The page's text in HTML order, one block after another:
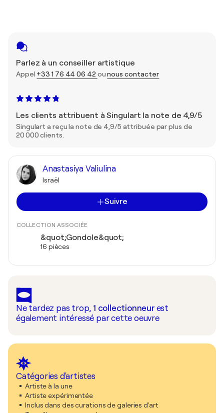
Parlez à un conseiller artistique
Appel +33 1 76 44 06 42 ounous contacter
Les clients attribuent à Singulart la note de 4,9/5
Singulart a reçu la note de 4,9/5 attribuée par plus de
20 000 clients.
Anastasiya Valiulina
Israël
Suivre
COLLECTION ASSOCIÉE
&quot;Gondole&quot;
16 pièces
Ne tardez pas trop, 1 collectionneur est
également intéressé par cette oeuvre
Catégories d'artistes
Artiste à la une
Artiste expérimentée
Inclus dans des curations de galeries d'art